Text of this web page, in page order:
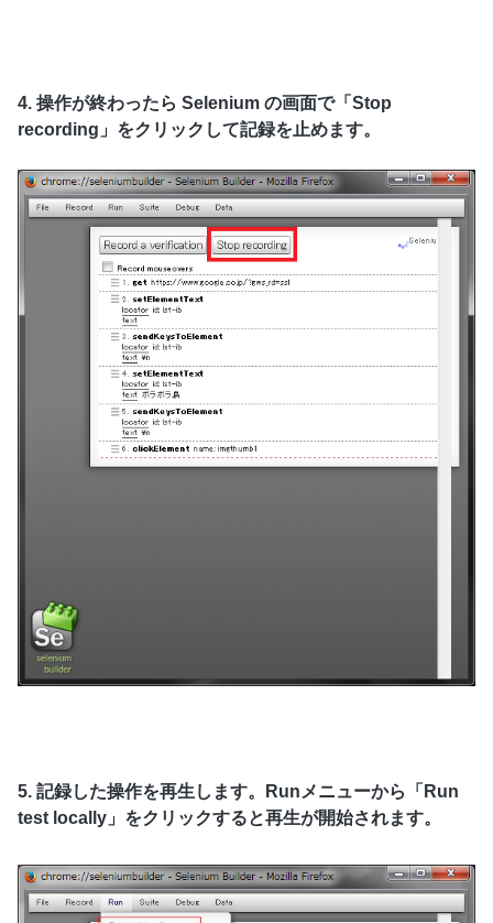
4. 操作が終わったら Selenium の画面で「Stop
recording」をクリックして記録を止めます。
5. 記録した操作を再生します。
Runメニューから「Run
test locally」をクリックすると再生が開始されます。